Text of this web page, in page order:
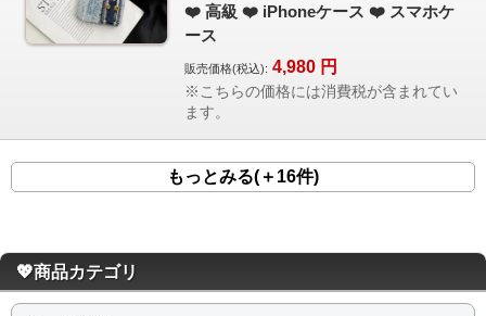
❤️ 高級 ❤️ iPhoneケース ❤️ スマホケ
ース
販売価格(税込): 4,980 円
※こちらの価格には消費税が含まれてい
ます。
もっとみる(＋16件)
💖商品カテゴリ